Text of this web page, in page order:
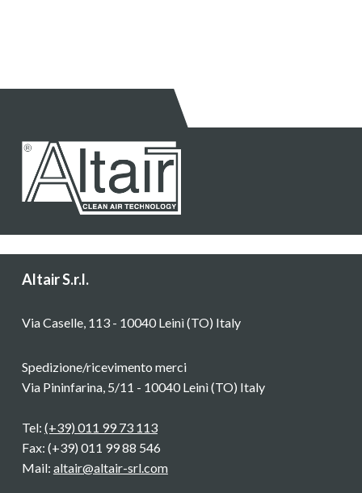
Altair S.r.l.
Via Caselle, 113 - 10040 Leinì (TO) Italy
Spedizione/ricevimento merci
Via Pininfarina, 5/11 - 10040 Leinì (TO) Italy
Tel: (+39) 011 99 73 113
Fax: (+39) 011 99 88 546
Mail: altair@altair-srl.com